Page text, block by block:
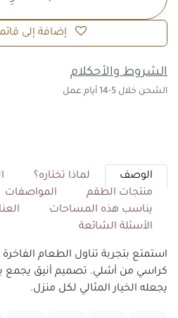
إضافة إلى
الشروط والأحكلام
الشحن خلال 5-14 أيام عمل
الوصف لماذا تختاره؟
منتجات الطقم
المواصفات
يناسب هذه المساحات
الأسئلة الشائعة
كراسي من أشلي. تصميم أنيق يجمع
يجعله الخيار المثالي لكل منزل.